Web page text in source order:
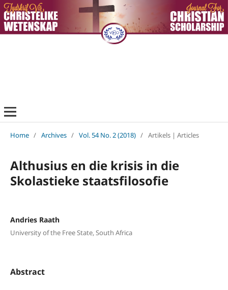
Home / Archives / Vol. 54 No. 2 (2018) / Artikels | Articles
Althusius en die krisis in die
Skolastieke staatsfilosofie
Andries Raath
University of the Free State, South Africa
Abstract